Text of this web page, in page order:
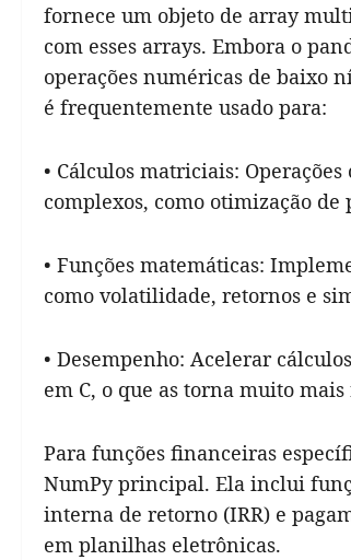
fornece um objeto de array
com esses arrays. Embora o
operações numéricas de baixo
é frequentemente usado para:
• Cálculos matriciais:
complexos, como otimização de
• Funções matemáticas:
como volatilidade, retornos e
• Desempenho: Acelerar
em C, o que as torna muito
Para funções financeiras
NumPy principal. Ela inclui
interna de retorno (IRR) e
em planilhas eletrônicas.